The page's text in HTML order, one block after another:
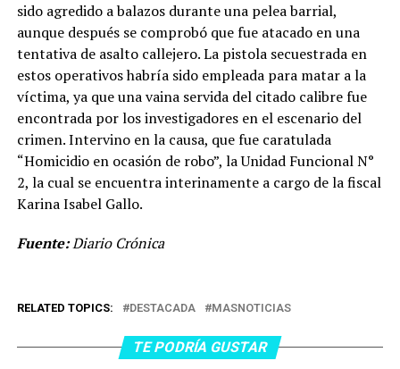
sido agredido a balazos durante una pelea barrial,
aunque después se comprobó que fue atacado en una
tentativa de asalto callejero. La pistola secuestrada en
estos operativos habría sido empleada para matar a la
víctima, ya que una vaina servida del citado calibre fue
encontrada por los investigadores en el escenario del
crimen. Intervino en la causa, que fue caratulada
“Homicidio en ocasión de robo”, la Unidad Funcional N°
2, la cual se encuentra interinamente a cargo de la fiscal
Karina Isabel Gallo.
Fuente:Diario Crónica
RELATED TOPICS: DESTACADA MASNOTICIAS
TE PODRÍA GUSTAR